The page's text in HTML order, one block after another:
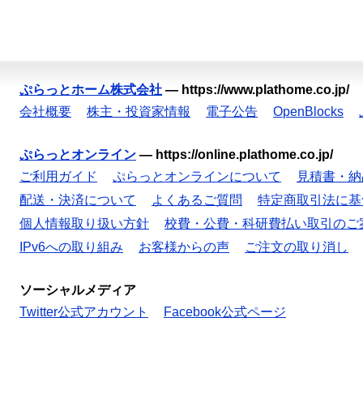
ぷらっとホーム株式会社 — https://www.plathome.co.jp/
会社概要
株主・投資家情報 電子公告 OpenBlocks
ぷらっとオンライン — https://online.plathome.co.jp/
ご利用ガイド
ぷらっとオンラインについて
見積書・
配送・決済について
よくあるご質問
特定商取引法に
個人情報取り扱い方針
校費・公費・科研費払い取引のご
IPv6への取り組み
お客様からの声 ご注文の取り消し
ソーシャルメディア
Twitter公式アカウント
Facebook公式ページ